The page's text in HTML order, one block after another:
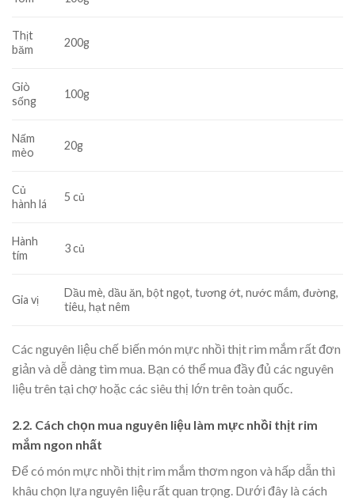
Thịt
băm
200g
Giò
sống
100g
Nấm
mèo
20g
Củ
hành lá
5 củ
Hành
tím
3 củ
Gia vị
Dầu mè, dầu ăn, bột ngọt, tương ớt, nước mắm, đường,
tiêu, hạt nêm
Các nguyên liệu chế biến món mực nhồi thịt rim mắm rất đơn
giản và dễ dàng tìm mua. Bạn có thể mua đầy đủ các nguyên
liệu trên tại chợ hoặc các siêu thị lớn trên toàn quốc.
2.2. Cách chọn mua nguyên liệu làm mực nhồi thịt rim
mắm ngon nhất
Để có món mực nhồi thịt rim mắm thơm ngon và hấp dẫn thì
khâu chọn lựa nguyên liệu rất quan trọng. Dưới đây là cách